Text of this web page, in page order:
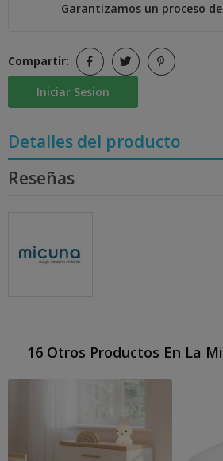
Garantizamos un proceso
Compartir:
Iniciar Sesion
Detalles del producto
Reseñas
16 Otros Productos En La